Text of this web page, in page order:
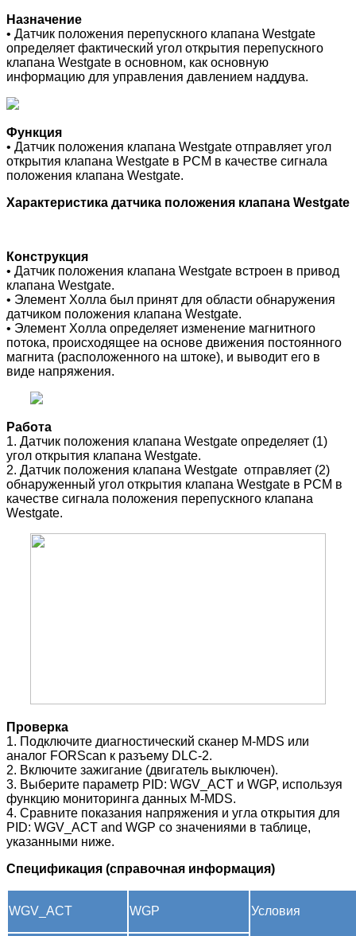
Назначение
• Датчик положения перепускного клапана Westgate
определяет фактический угол открытия перепускного
клапана Westgate в основном, как основную
информацию для управления давлением наддува.
Функция
• Датчик положения клапана Westgate отправляет угол
открытия клапана Westgate в PCM в качестве сигнала
положения клапана Westgate.
Характеристика датчика положения клапана Westgate
Конструкция
• Датчик положения клапана Westgate встроен в привод
клапана Westgate.
• Элемент Холла был принят для области обнаружения
датчиком положения клапана Westgate.
• Элемент Холла определяет изменение магнитного
потока, происходящее на основе движения постоянного
магнита (расположенного на штоке), и выводит его в
виде напряжения.
Работа
1. Датчик положения клапана Westgate определяет (1)
угол открытия клапана Westgate.
2. Датчик положения клапана Westgate отправляет (2)
обнаруженный угол открытия клапана Westgate в PCM в
качестве сигнала положения перепускного клапана
Westgate.
Проверка
1. Подключите диагностический сканер M-MDS или
аналог FORScan к разъему DLC-2.
2. Включите зажигание (двигатель выключен).
3. Выберите параметр PID: WGV_ACT и WGP, используя
функцию мониторинга данных M-MDS.
4. Сравните показания напряжения и угла открытия для
PID: WGV_ACT and WGP со значениями в таблице,
указанными ниже.
Спецификация (справочная информация)
WGV_ACT WGP Условия